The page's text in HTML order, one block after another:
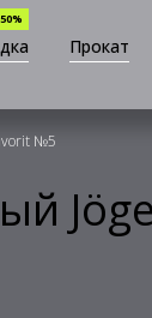
Прокат
№5